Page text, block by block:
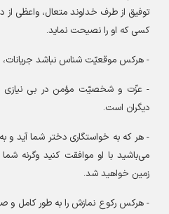
توفیق از طرف خداوند متعال، واعظی
کسی که او را نصیحت نماید.
هرکس موقعیّت شناس نباشد جریانات،
عزّت و شخصیّت مؤمن در بی نیازی و
دیگران است.
هر که به خواستگاری دختر شما آید و به
می‌باشید با او موافقت کنید وگرنه
زمین خواهید شد.
هرکس رکوع نمازش را به طور کامل و